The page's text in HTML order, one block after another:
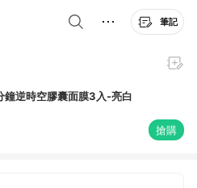
筆記
鐘逆時空膠囊面膜3入-亮白
搶購